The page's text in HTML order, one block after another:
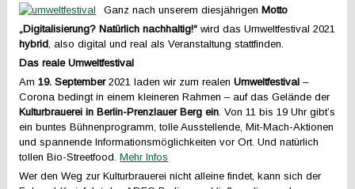
Ganz nach unserem diesjährigen Motto
„Digitalisierung? Natürlich nachhaltig!“ wird das Umweltfestival 2021
hybrid, also digital und real als Veranstaltung stattfinden.
Das reale Umweltfestival
Am19. September2021 laden wir zum realenUmweltfestival –
Corona bedingt in einem kleineren Rahmen – auf das Gelände der
Kulturbrauerei in Berlin-Prenzlauer Berg ein. Von 11 bis 19 Uhr gibt’s
ein buntes Bühnenprogramm, tolle Ausstellende, Mit-Mach-Aktionen
und spannende Informationsmöglichkeiten vor Ort. Und natürlich
tollen Bio-Streetfood.Mehr Infos
Wer den Weg zur Kulturbrauerei nicht alleine findet, kann sich der